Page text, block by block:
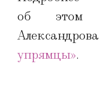
об этом
упрямцы».